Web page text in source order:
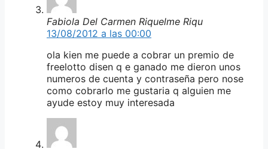
Fabiola Del Carmen Riquelme Riqu
13/08/2012 a las 00:00
ola kien me puede a cobrar un premio de
freelotto disen q e ganado me dieron unos
numeros de cuenta y contraseña pero nose
como cobrarlo me gustaria q alguien me
ayude estoy muy interesada